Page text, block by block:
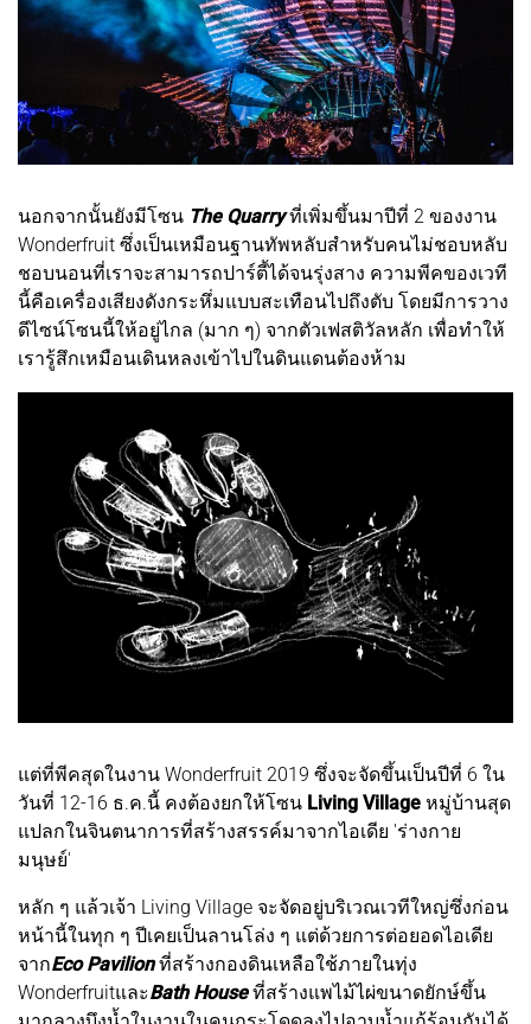
นอกจากนั้นยังมีโซน The Quarryที่เพิ่มขึ้นมาปีที่ 2 ของงาน
Wonderfruit ซึ่งเป็นเหมือนฐานทัพหลับสำหรับคนไม่ชอบหลับ
ชอบนอนที่เราจะสามารถปาร์ตี้ได้จนรุ่งสาง ความพีคของเวที
นี้คือเครื่องเสียงดังกระหึ่มแบบสะเทือนไปถึงตับ โดยมีการวาง
ดีไซน์โซนนี้ให้อยู่ไกล (มาก ๆ) จากตัวเฟสติวัลหลัก เพื่อทำให้
เรารู้สึกเหมือนเดินหลงเข้าไปในดินแดนต้องห้าม
แต่ที่พีคสุดในงาน Wonderfruit 2019 ซึ่งจะจัดขึ้นเป็นปีที่ 6 ใน
วันที่ 12-16 ธ.ค.นี้ คงต้องยกให้โซน Living Village หมู่บ้านสุด
แปลกในจินตนาการที่สร้างสรรค์มาจากไอเดีย 'ร่างกาย
มนุษย์'
หลัก ๆ แล้วเจ้า Living Village จะจัดอยู่บริเวณเวทีใหญ่ซึ่งก่อน
หน้านี้ในทุก ๆ ปีเคยเป็นลานโล่ง ๆ แต่ด้วยการต่อยอดไอเดีย
จากEco Pavilionที่สร้างกองดินเหลือใช้ภายในทุ่ง
WonderfruitและBath Houseที่สร้างแพไม้ไผ่ขนาดยักษ์ขึ้น